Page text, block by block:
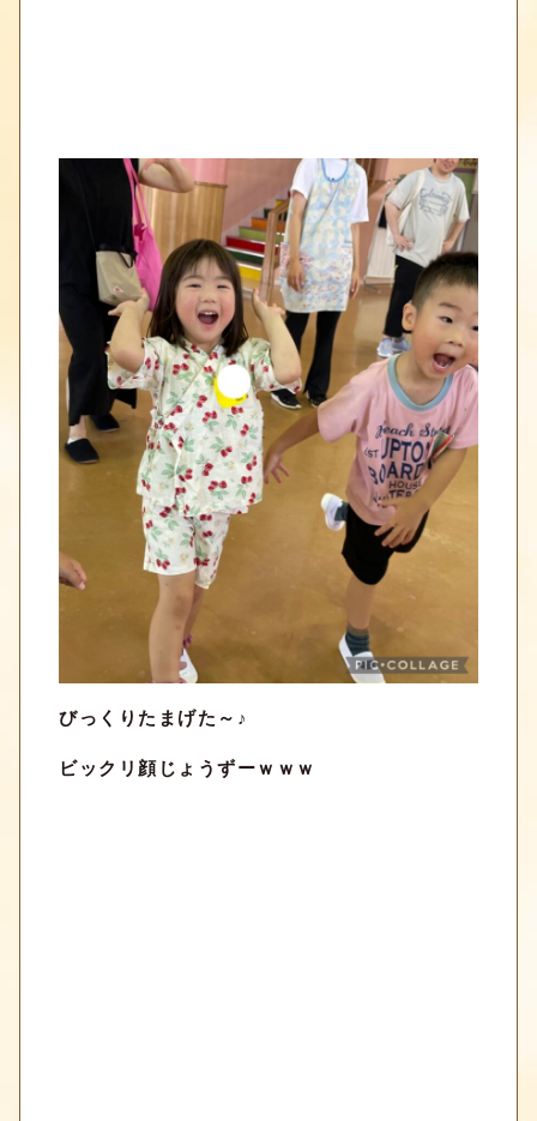
びっくりたまげた～♪
ビックリ顔じょうずーｗｗｗ